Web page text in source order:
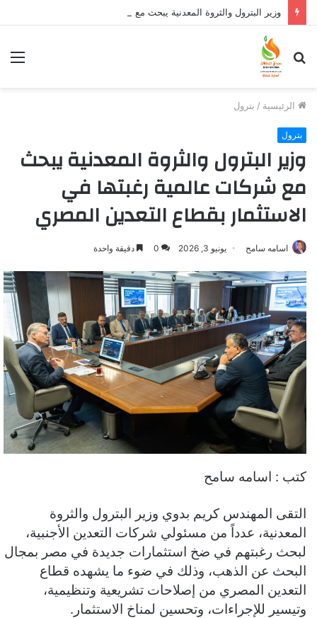
بحث
عن
الرئيسية / بترول
بترول
وزير البترول والثروة المعدنية يبحث
مع شركات عالمية رغبتها في
الاستثمار بقطاع التعدين المصري
اسامه سامح يونيو 3, 2026 0 دقيقة واحدة
كتب : اسامه سامح
التقى المهندس كريم بدوي وزير البترول والثروة
المعدنية، عدداً من مسئولي شركات التعدين الأجنبية،
لبحث رغبتهم في ضخ استثمارات جديدة في مصر بمجال
البحث عن الذهب، وذلك في ضوء ما يشهده قطاع
التعدين المصري من إصلاحات تشريعية وتنظيمية،
وتيسير للإجراءات، وتحسين لمناخ الاستثمار.